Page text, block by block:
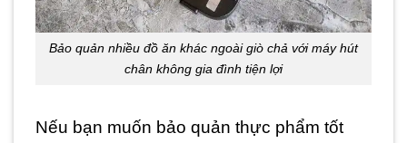
Bảo quản nhiều đồ ăn khác ngoài giò chả với máy hút
chân không gia đình tiện lợi
Nếu bạn muốn bảo quản thực phẩm tốt